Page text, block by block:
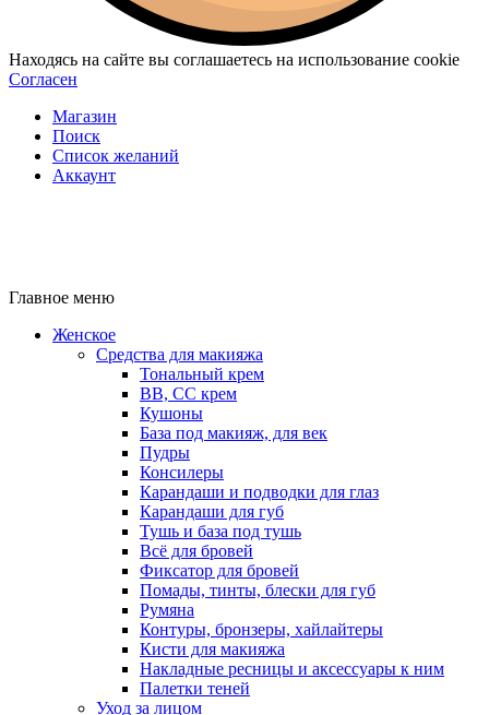
Находясь на сайте вы соглашаетесь на использование cookie
Согласен
Магазин
Поиск
Список желаний
Аккаунт
Главное меню
Женское
Средства для макияжа
Тональный крем
BB, CC крем
Кушоны
База под макияж, для век
Пудры
Консилеры
Карандаши и подводки для глаз
Карандаши для губ
Тушь и база под тушь
Всё для бровей
Фиксатор для бровей
Помады, тинты, блески для губ
Румяна
Контуры, бронзеры, хайлайтеры
Кисти для макияжа
Накладные ресницы и аксессуары к ним
Палетки теней
Уход за лицом